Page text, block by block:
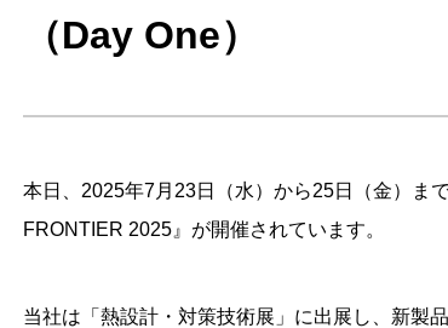
（Day One）
本日、2025年7月23日（水）から25日（金）ま
FRONTIER 2025』が開催されています。
当社は「熱設計・対策技術展」に出展し、新製